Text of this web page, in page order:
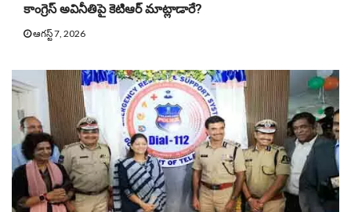
కాంగ్రెస్ అవినీతిపై కెటిఆర్ మాట్లాడారే?
ఆగస్ట్ 7, 2026